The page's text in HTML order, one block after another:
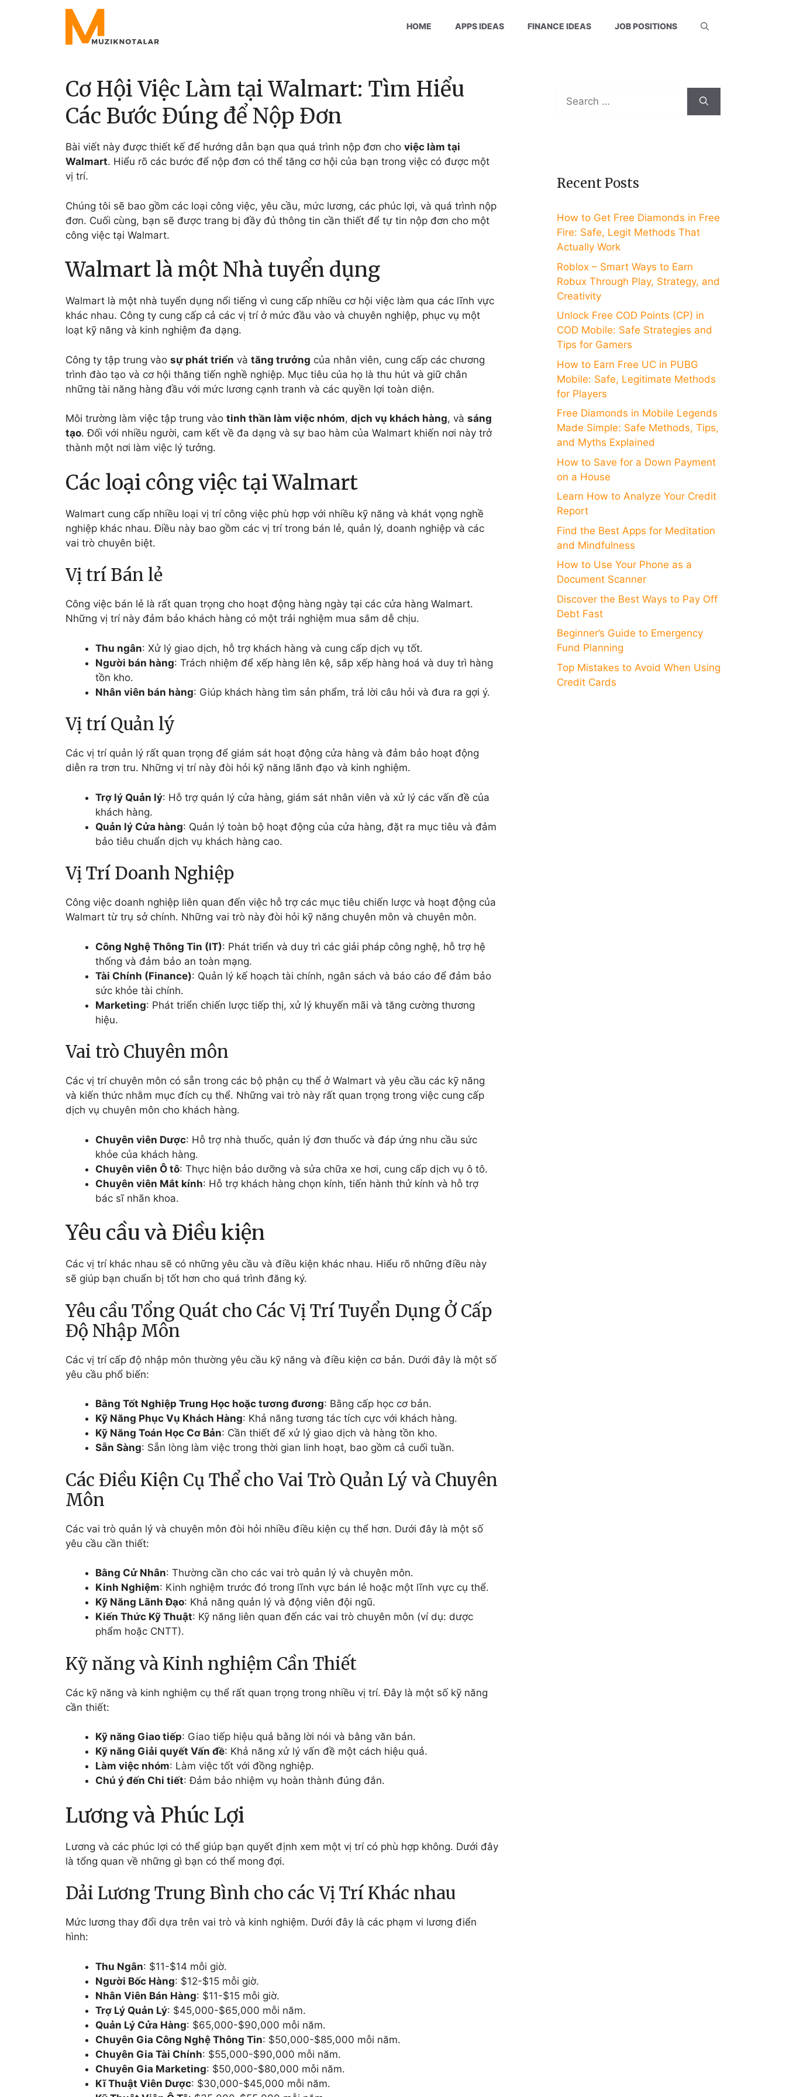
HOME APPS IDEAS FINANCE IDEAS JOB POSITIONS
Cơ Hội Việc Làm tại Walmart: Tìm Hiểu
Các Bước Đúng để Nộp Đơn
Bài viết này được thiết kế để hướng dẫn bạn qua quá trình nộp đơn cho việc làm tại
Walmart. Hiểu rõ các bước để nộp đơn có thể tăng cơ hội của bạn trong việc có được một
vị trí.
Chúng tôi sẽ bao gồm các loại công việc, yêu cầu, mức lương, các phúc lợi, và quá trình nộp
đơn. Cuối cùng, bạn sẽ được trang bị đầy đủ thông tin cần thiết để tự tin nộp đơn cho một
công việc tại Walmart.
Walmart là một Nhà tuyển dụng
Walmart là một nhà tuyển dụng nổi tiếng vì cung cấp nhiều cơ hội việc làm qua các lĩnh vực
khác nhau. Công ty cung cấp cả các vị trí ở mức đầu vào và chuyên nghiệp, phục vụ một
loạt kỹ năng và kinh nghiệm đa dạng.
Công ty tập trung vào sự phát triển và tăng trưởng của nhân viên, cung cấp các chương
trình đào tạo và cơ hội thăng tiến nghề nghiệp. Mục tiêu của họ là thu hút và giữ chân
những tài năng hàng đầu với mức lương cạnh tranh và các quyền lợi toàn diện.
Môi trường làm việc tập trung vào tinh thần làm việc nhóm, dịch vụ khách hàng, và sáng
tạo. Đối với nhiều người, cam kết về đa dạng và sự bao hàm của Walmart khiến nơi này trở
thành một nơi làm việc lý tưởng.
Các loại công việc tại Walmart
Walmart cung cấp nhiều loại vị trí công việc phù hợp với nhiều kỹ năng và khát vọng nghề
nghiệp khác nhau. Điều này bao gồm các vị trí trong bán lẻ, quản lý, doanh nghiệp và các
vai trò chuyên biệt.
Vị trí Bán lẻ
Công việc bán lẻ là rất quan trọng cho hoạt động hàng ngày tại các cửa hàng Walmart.
Những vị trí này đảm bảo khách hàng có một trải nghiệm mua sắm dễ chịu.
Thu ngân: Xử lý giao dịch, hỗ trợ khách hàng và cung cấp dịch vụ tốt.
Người bán hàng: Trách nhiệm để xếp hàng lên kệ, sắp xếp hàng hoá và duy trì hàng
tồn kho.
Nhân viên bán hàng: Giúp khách hàng tìm sản phẩm, trả lời câu hỏi và đưa ra gợi ý.
Vị trí Quản lý
Các vị trí quản lý rất quan trọng để giám sát hoạt động cửa hàng và đảm bảo hoạt động
diễn ra trơn tru. Những vị trí này đòi hỏi kỹ năng lãnh đạo và kinh nghiệm.
Trợ lý Quản lý: Hỗ trợ quản lý cửa hàng, giám sát nhân viên và xử lý các vấn đề của
khách hàng.
Quản lý Cửa hàng: Quản lý toàn bộ hoạt động của cửa hàng, đặt ra mục tiêu và đảm
bảo tiêu chuẩn dịch vụ khách hàng cao.
Vị Trí Doanh Nghiệp
Công việc doanh nghiệp liên quan đến việc hỗ trợ các mục tiêu chiến lược và hoạt động của
Walmart từ trụ sở chính. Những vai trò này đòi hỏi kỹ năng chuyên môn và chuyên môn.
Công Nghệ Thông Tin (IT): Phát triển và duy trì các giải pháp công nghệ, hỗ trợ hệ
thống và đảm bảo an toàn mạng.
Tài Chính (Finance): Quản lý kế hoạch tài chính, ngân sách và báo cáo để đảm bảo
sức khỏe tài chính.
Marketing: Phát triển chiến lược tiếp thị, xử lý khuyến mãi và tăng cường thương
hiệu.
Vai trò Chuyên môn
Các vị trí chuyên môn có sẵn trong các bộ phận cụ thể ở Walmart và yêu cầu các kỹ năng
và kiến thức nhằm mục đích cụ thể. Những vai trò này rất quan trọng trong việc cung cấp
dịch vụ chuyên môn cho khách hàng.
Chuyên viên Dược: Hỗ trợ nhà thuốc, quản lý đơn thuốc và đáp ứng nhu cầu sức
khỏe của khách hàng.
Chuyên viên Ô tô: Thực hiện bảo dưỡng và sửa chữa xe hơi, cung cấp dịch vụ ô tô.
Chuyên viên Mắt kính: Hỗ trợ khách hàng chọn kính, tiến hành thử kính và hỗ trợ
bác sĩ nhãn khoa.
Yêu cầu và Điều kiện
Các vị trí khác nhau sẽ có những yêu cầu và điều kiện khác nhau. Hiểu rõ những điều này
sẽ giúp bạn chuẩn bị tốt hơn cho quá trình đăng ký.
Yêu cầu Tổng Quát cho Các Vị Trí Tuyển Dụng Ở Cấp
Độ Nhập Môn
Các vị trí cấp độ nhập môn thường yêu cầu kỹ năng và điều kiện cơ bản. Dưới đây là một số
yêu cầu phổ biến:
Bằng Tốt Nghiệp Trung Học hoặc tương đương: Bằng cấp học cơ bản.
Kỹ Năng Phục Vụ Khách Hàng: Khả năng tương tác tích cực với khách hàng.
Kỹ Năng Toán Học Cơ Bản: Cần thiết để xử lý giao dịch và hàng tồn kho.
Sẵn Sàng: Sẵn lòng làm việc trong thời gian linh hoạt, bao gồm cả cuối tuần.
Các Điều Kiện Cụ Thể cho Vai Trò Quản Lý và Chuyên
Môn
Các vai trò quản lý và chuyên môn đòi hỏi nhiều điều kiện cụ thể hơn. Dưới đây là một số
yêu cầu cần thiết:
Bằng Cử Nhân: Thường cần cho các vai trò quản lý và chuyên môn.
Kinh Nghiệm: Kinh nghiệm trước đó trong lĩnh vực bán lẻ hoặc một lĩnh vực cụ thể.
Kỹ Năng Lãnh Đạo: Khả năng quản lý và động viên đội ngũ.
Kiến Thức Kỹ Thuật: Kỹ năng liên quan đến các vai trò chuyên môn (ví dụ: dược
phẩm hoặc CNTT).
Kỹ năng và Kinh nghiệm Cần Thiết
Các kỹ năng và kinh nghiệm cụ thể rất quan trọng trong nhiều vị trí. Đây là một số kỹ năng
cần thiết:
Kỹ năng Giao tiếp: Giao tiếp hiệu quả bằng lời nói và bằng văn bản.
Kỹ năng Giải quyết Vấn đề: Khả năng xử lý vấn đề một cách hiệu quả.
Làm việc nhóm: Làm việc tốt với đồng nghiệp.
Chú ý đến Chi tiết: Đảm bảo nhiệm vụ hoàn thành đúng đắn.
Lương và Phúc Lợi
Lương và các phúc lợi có thể giúp bạn quyết định xem một vị trí có phù hợp không. Dưới đây
là tổng quan về những gì bạn có thể mong đợi.
Dải Lương Trung Bình cho các Vị Trí Khác nhau
Mức lương thay đổi dựa trên vai trò và kinh nghiệm. Dưới đây là các phạm vi lương điển
hình:
Thu Ngân: $11-$14 mỗi giờ.
Người Bốc Hàng: $12-$15 mỗi giờ.
Nhân Viên Bán Hàng: $11-$15 mỗi giờ.
Trợ Lý Quản Lý: $45,000-$65,000 mỗi năm.
Quản Lý Cửa Hàng: $65,000-$90,000 mỗi năm.
Chuyên Gia Công Nghệ Thông Tin: $50,000-$85,000 mỗi năm.
Chuyên Gia Tài Chính: $55,000-$90,000 mỗi năm.
Chuyên Gia Marketing: $50,000-$80,000 mỗi năm.
Kĩ Thuật Viên Dược: $30,000-$45,000 mỗi năm.
Search
for:
Recent Posts
How to Get Free Diamonds in Free
Fire: Safe, Legit Methods That
Actually Work
Roblox – Smart Ways to Earn
Robux Through Play, Strategy, and
Creativity
Unlock Free COD Points (CP) in
COD Mobile: Safe Strategies and
Tips for Gamers
How to Earn Free UC in PUBG
Mobile: Safe, Legitimate Methods
for Players
Free Diamonds in Mobile Legends
Made Simple: Safe Methods, Tips,
and Myths Explained
How to Save for a Down Payment
on a House
Learn How to Analyze Your Credit
Report
Find the Best Apps for Meditation
and Mindfulness
How to Use Your Phone as a
Document Scanner
Discover the Best Ways to Pay Off
Debt Fast
Beginner’s Guide to Emergency
Fund Planning
Top Mistakes to Avoid When Using
Credit Cards